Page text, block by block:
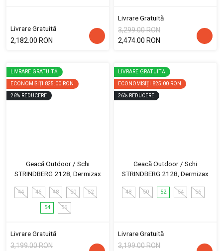
Livrare Gratuită
2,182.00 RON
Livrare Gratuită
3,299.00 RON
2,474.00 RON
LIVRARE GRATUITĂ
ECONOMISIȚI 825.00 RON
26% REDUCERE
Geacă Outdoor / Schi
STRINDBERG 2128, Dermizax
44 46 48 50 52
54 56
Livrare Gratuită
3,199.00 RON
LIVRARE GRATUITĂ
ECONOMISIȚI 825.00 RON
26% REDUCERE
Geacă Outdoor / Schi
STRINDBERG 2128, Dermizax
48 50 52 54 56
Livrare Gratuită
3,199.00 RON